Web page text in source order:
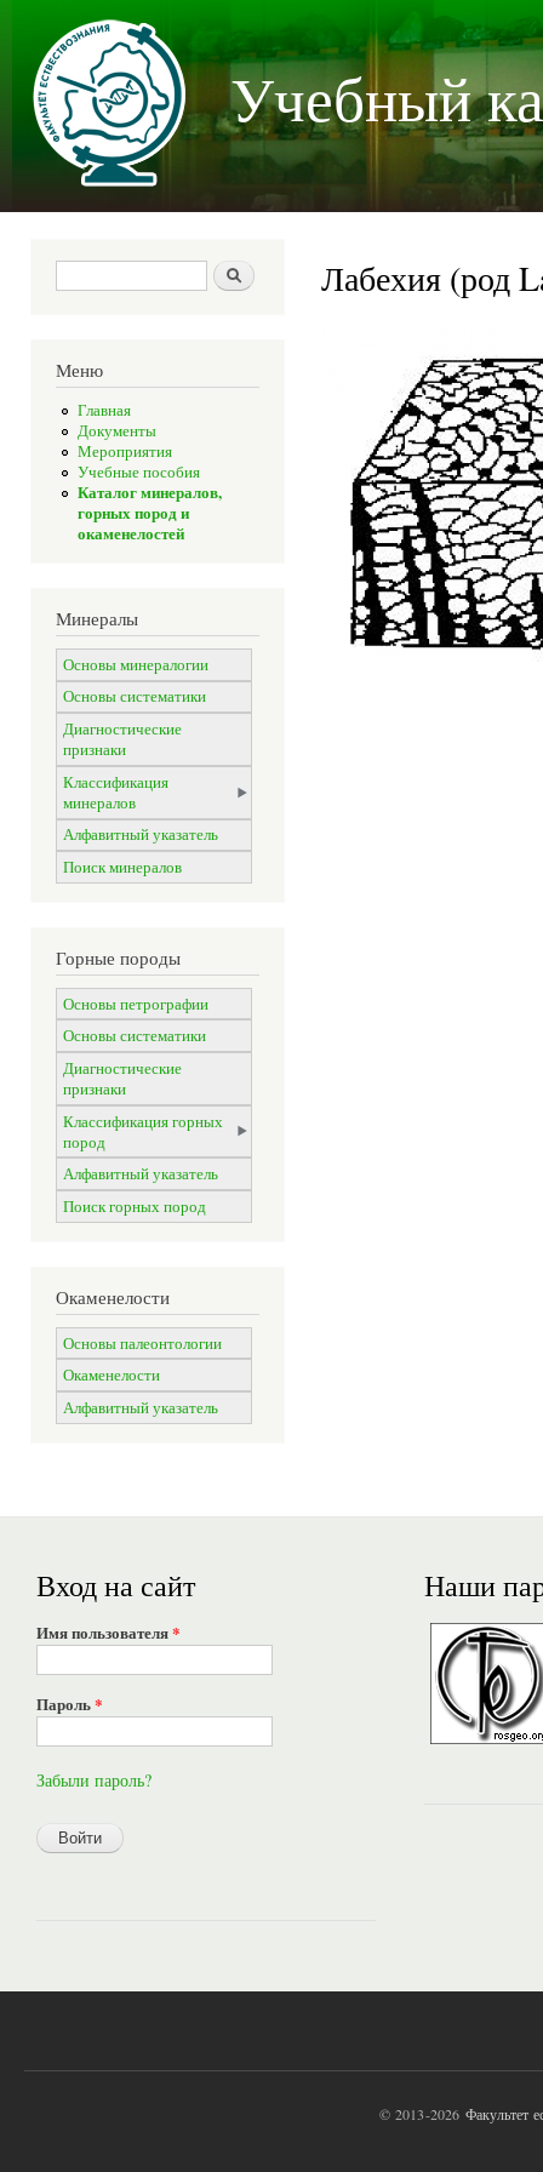
Учебный
Форма поиска Поиск
Меню
Главная
Документы
Мероприятия
Учебные пособия
Каталог минералов,
горных пород и
окаменелостей
Минералы
Основы минералогии
Основы систематики
Диагностические
признаки
Классификация
минералов
Алфавитный указатель
Поиск минералов
Горные породы
Основы петрографии
Основы систематики
Диагностические
признаки
Классификация горных
пород
Алфавитный указатель
Поиск горных пород
Окаменелости
Основы палеонтологии
Окаменелости
Алфавитный указатель
Лабехия (род
Вход на сайт
Имя пользователя*
Пароль*
Забыли пароль?
Наши
© 2013-2026 Факультет